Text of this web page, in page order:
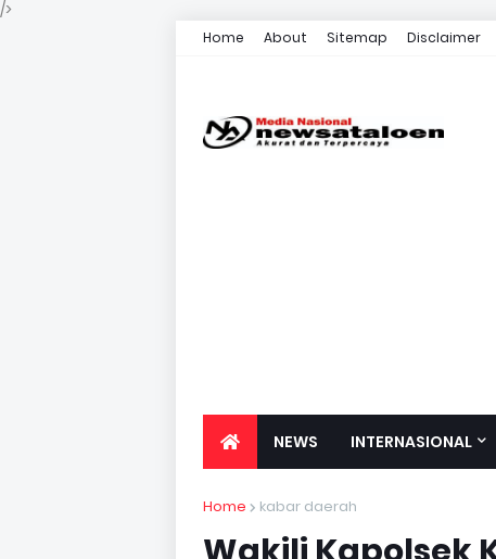
/>
Home About Sitemap Disclaimer
NEWS INTERNASIONAL
Home kabar daerah